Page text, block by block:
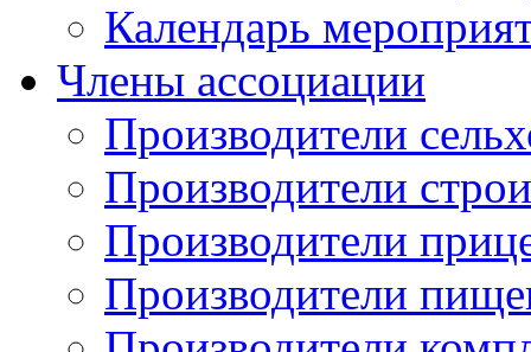
Календарь
Члены ассоциации
Производители
Производители
Производители
Производители